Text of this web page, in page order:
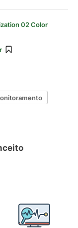
02 Color